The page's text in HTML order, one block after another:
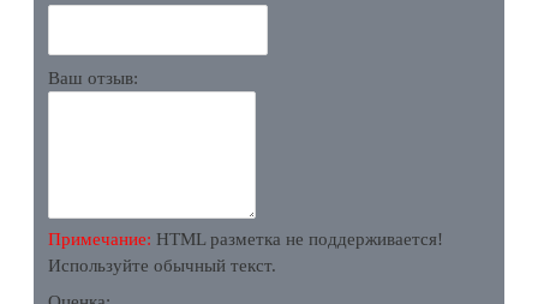
Ваш отзыв:
Примечание: HTML разметка не поддерживается!
Используйте обычный текст.